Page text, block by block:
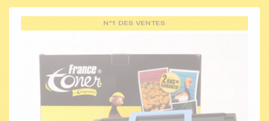
N°1 DES VENTES